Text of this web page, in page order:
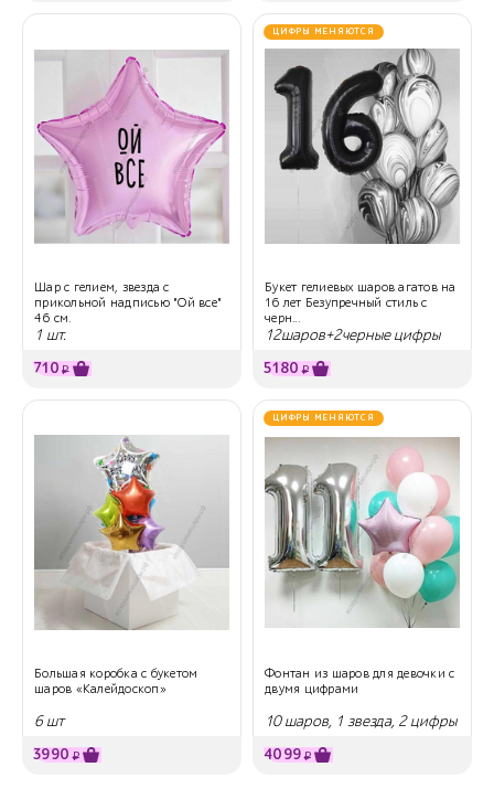
Шар с гелием, звезда с
прикольной надписью "Ой все"
46 см.
1 шт.
710 ₽
ЦИФРЫ МЕНЯЮТСЯ
Букет гелиевых шаров агатов на
16 лет Безупречный стиль с
черн...
12шаров+2черные цифры
5180 ₽
Большая коробка с букетом
шаров «Калейдоскоп»
6 шт
3990 ₽
ЦИФРЫ МЕНЯЮТСЯ
Фонтан из шаров для девочки с
двумя цифрами
10 шаров, 1 звезда, 2 цифры
4099₽